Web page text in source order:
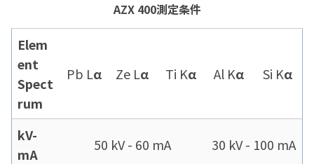
AZX 400測定条件
Elem
ent
Spect
rum
Pb Lα Ze Lα Ti Kα Al Kα Si Kα
kV-
mA
50 kV - 60 mA 30 kV - 100 mA